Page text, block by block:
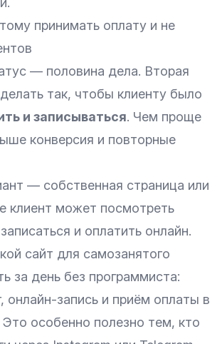
принимать оплату и не
— половина дела. Вторая
так, чтобы клиенту было
и записываться. Чем проще
конверсия и повторные
— собственная страница или
клиент может посмотреть
и оплатить онлайн.
сайт для самозанятого
за день без программиста:
онлайн-запись и приём оплаты в
особенно полезно тем, кто